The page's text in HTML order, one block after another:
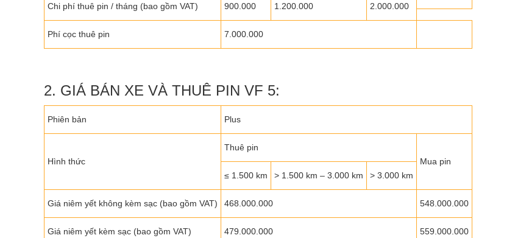
Chi phí thuê pin / tháng (bao gồm VAT) 900.000 1.200.000 2.000.000
Phí cọc thuê pin 7.000.000
2. GIÁ BÁN XE VÀ THUÊ PIN VF 5:
Phiên bản Plus
Hình thức
Thuê pin
Mua pin
≤ 1.500 km
> 1.500 km – 3.000 km > 3.000 km
Giá niêm yết không kèm sạc (bao gồm VAT) 468.000.000 548.000.000
Giá niêm yết kèm sạc (bao gồm VAT) 479.000.000 559.000.000